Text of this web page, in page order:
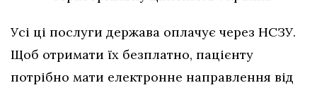
Усі ці послуги держава оплачує через НСЗУ.
Щоб отримати їх безплатно, пацієнту
потрібно мати електронне направлення від